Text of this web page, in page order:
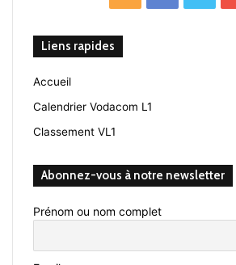
Liens rapides
Accueil
Calendrier Vodacom L1
Classement VL1
Abonnez-vous à notre newsletter
Prénom ou nom complet